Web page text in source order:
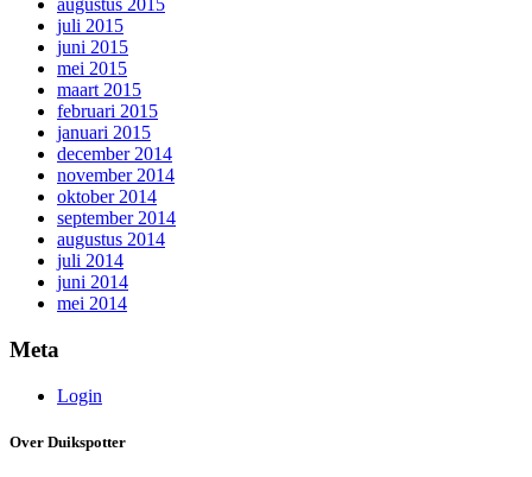
augustus 2015
juli 2015
juni 2015
mei 2015
maart 2015
februari 2015
januari 2015
december 2014
november 2014
oktober 2014
september 2014
augustus 2014
juli 2014
juni 2014
mei 2014
Meta
Login
Over Duikspotter